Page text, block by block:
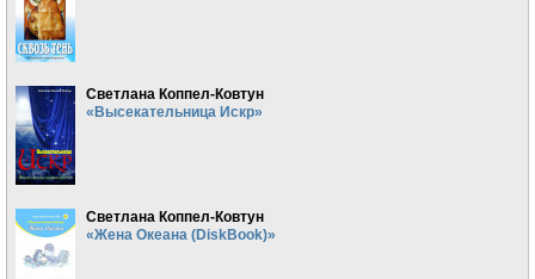
Светлана Коппел-Ковтун
«Высекательница Искр»
Светлана Коппел-Ковтун
«Жена Океана (DiskBook)»